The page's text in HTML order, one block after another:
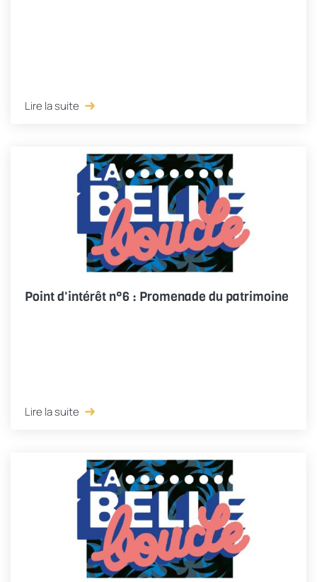
Lire la suite
Point d'intérêt n°6 : Promenade du patrimoine
Lire la suite